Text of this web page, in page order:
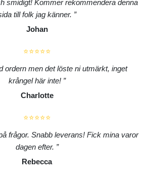
smidigt! Kommer rekommendera denna
till folk jag känner.
Johan
⭐⭐⭐⭐⭐
ordern men det löste ni utmärkt, inget
krångel här inte!
Charlotte
⭐⭐⭐⭐⭐
frågor. Snabb leverans! Fick mina varor
dagen efter.
Rebecca